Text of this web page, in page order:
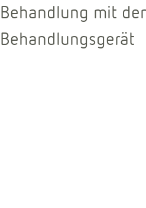
Behandlung mit
Behandlungsgerät